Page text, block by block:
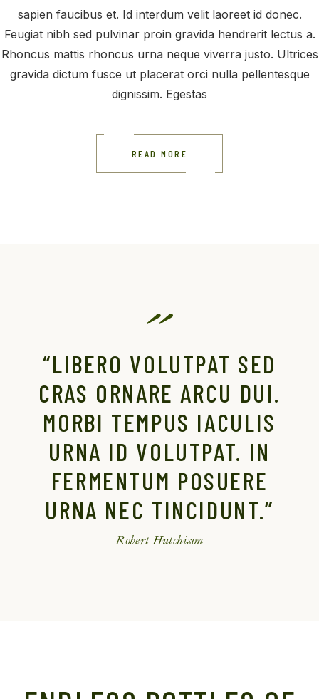
sapien faucibus et. Id interdum velit laoreet id donec.
Feugiat nibh sed pulvinar proin gravida hendrerit lectus a.
Rhoncus mattis rhoncus urna neque viverra justo. Ultrices
gravida dictum fusce ut placerat orci nulla pellentesque
dignissim. Egestas
READ MORE
“LIBERO VOLUTPAT SED
CRAS ORNARE ARCU DUI.
MORBI TEMPUS IACULIS
URNA ID VOLUTPAT. IN
FERMENTUM POSUERE
URNA NEC TINCIDUNT.”
Robert Hutchison